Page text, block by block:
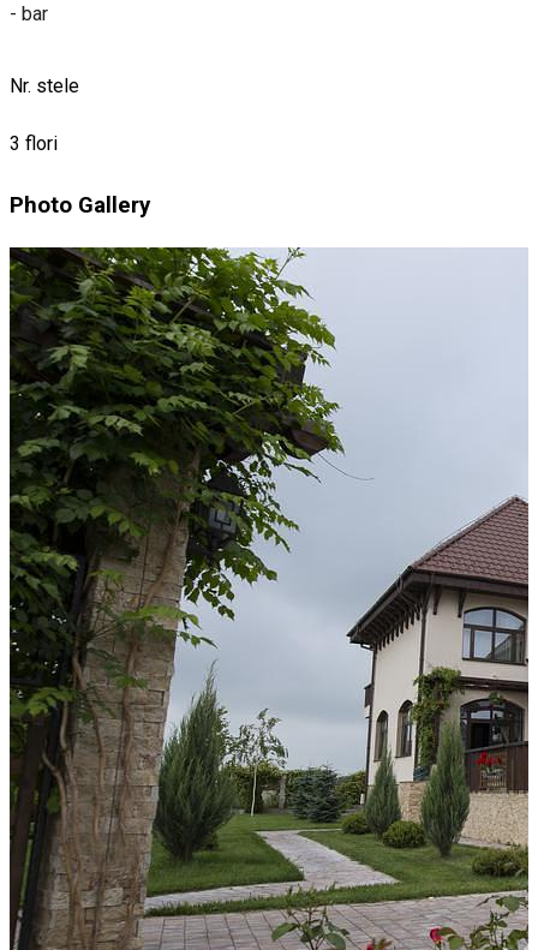
- bar
Nr. stele
3 flori
Photo Gallery